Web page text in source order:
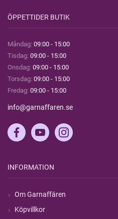
ÖPPETTIDER BUTIK
Måndag: 09:00 - 15:00
Tisdag: 09:00 - 15:00
Onsdag: 09:00 - 15:00
Torsdag: 09:00 - 15:00
Fredag: 09:00 - 15:00
info@garnaffaren.se
INFORMATION
Om Garnaffären
Köpvillkor